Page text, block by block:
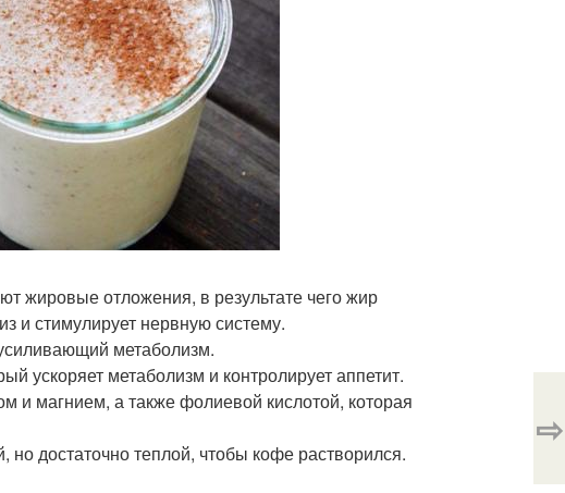
жировые отложения, в результате чего жир
и стимулирует нервную систему.
метаболизм.
ускоряет метаболизм и контролирует аппетит.
и магнием, а также фолиевой кислотой, которая
достаточно теплой, чтобы кофе растворился.
⇨